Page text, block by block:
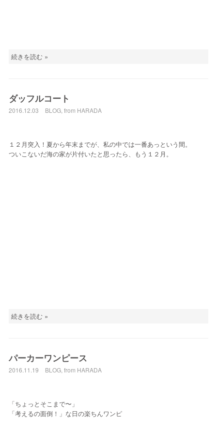
続きを読む »
ダッフルコート
2016.12.03 BLOG, from HARADA
１２月突入！夏から年末までが、私の中では一番あっという間。
ついこないだ海の家が片付いたと思ったら、もう１２月。
続きを読む »
パーカーワンピース
2016.11.19 BLOG, from HARADA
「ちょっとそこまで〜」
「考えるの面倒！」な日の楽ちんワンピ